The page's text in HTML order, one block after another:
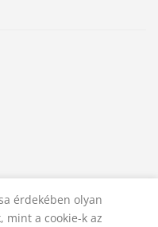
ébresztoóra 2.
érdekében olyan
mint a cookie-k az